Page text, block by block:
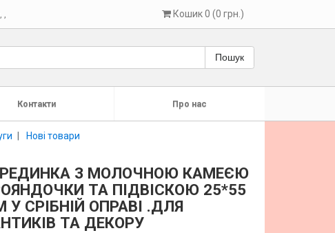
Кошик 0 (0 грн.)
Пошук
Контакти Про нас
Нові товари
З МОЛОЧНОЮ КАМЕЄЮ
ТА ПІДВІСКОЮ 25*55
У СРІБНІЙ ОПРАВІ .ДЛЯ
ТА ДЕКОРУ